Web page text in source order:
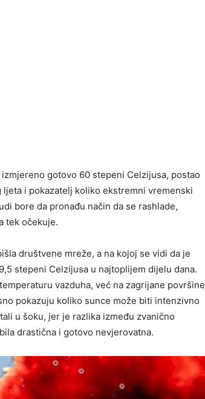
gotovo 60 stepeni Celzijusa, postao
i pokazatelj koliko ekstremni vremenski
bore da pronađu način da se rashlade,
tek očekuje.
društvene mreže, a na kojoj se vidi da je
stepeni Celzijusa u najtoplijem dijelu dana.
vazduha, već na zagrijane površine
pokazuju koliko sunce može biti intenzivno
u šoku, jer je razlika između zvanično
drastična i gotovo nevjerovatna.